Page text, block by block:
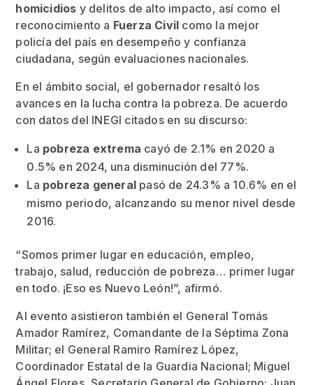
homicidios y delitos de alto impacto, así como el
reconocimiento a Fuerza Civil como la mejor
policía del país en desempeño y confianza
ciudadana, según evaluaciones nacionales.
En el ámbito social, el gobernador resaltó los
avances en la lucha contra la pobreza. De acuerdo
con datos del INEGI citados en su discurso:
La pobreza extrema cayó de 2.1% en 2020 a
0.5% en 2024, una disminución del 77%.
La pobreza general pasó de 24.3% a 10.6% en el
mismo periodo, alcanzando su menor nivel desde
2016.
“Somos primer lugar en educación, empleo,
trabajo, salud, reducción de pobreza… primer lugar
en todo. ¡Eso es Nuevo León!”, afirmó.
Al evento asistieron también el General Tomás
Amador Ramírez, Comandante de la Séptima Zona
Militar; el General Ramiro Ramírez López,
Coordinador Estatal de la Guardia Nacional; Miguel